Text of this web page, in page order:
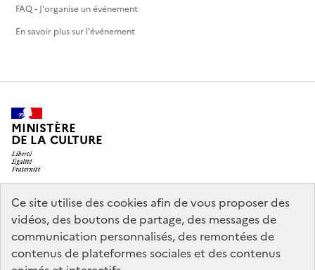
Ce site utilise des cookies afin de vous proposer des
vidéos, des boutons de partage, des messages de
communication personnalisés, des remontées de
contenus de plateformes sociales et des contenus
FAQ - J'organise un événement
En savoir plus sur l'événement
MINISTÈRE
DE LA CULTURE
legifrance.gouv.fr
info.gouv.fr
service-public.gouv.fr
data.gouv.fr